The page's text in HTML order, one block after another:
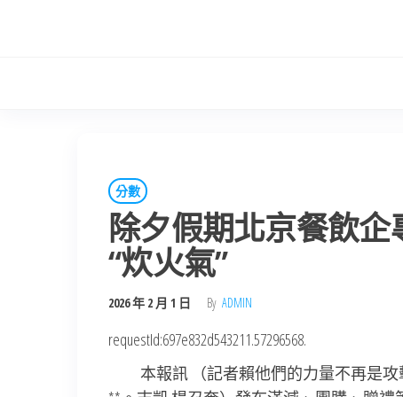
分數
除夕假期北京餐飲
“炊火氣”
2026 年 2 月 1 日 By ADMIN
requestId:697e832d543211.57296568.
本報訊 （記者賴他們的力量不再是